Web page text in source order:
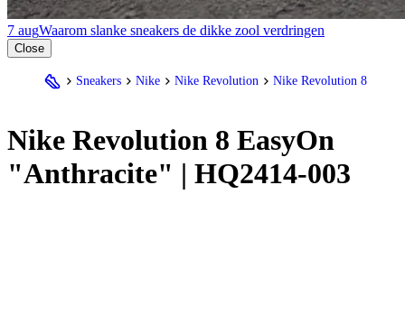
7 augWaarom slanke sneakers de dikke zool verdringen
Close
Sneakers Nike Nike Revolution Nike Revolution 8
Nike Revolution 8 EasyOn
"Anthracite" | HQ2414-003